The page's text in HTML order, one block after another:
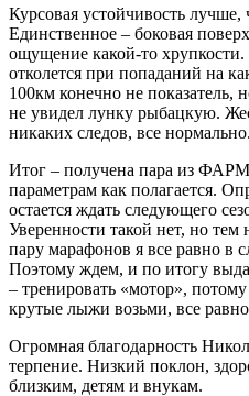
Курсовая устойчивость
Единственное – боковая
ощущение какой-то хрупкости.
отколется при попаданий на
100км конечно не показатель,
не увидел лунку рыбацкую.
никаких следов, все нормально.
Итог – получена пара из
параметрам как полагается.
остается ждать следующего
Уверенности такой нет, но тем
пару марафонов я все равно в
Поэтому ждем, и по итогу
– тренировать «мотор»,
крутые лыжи возьми, все равно
Огромная благодарность
терпение. Низкий поклон,
близким, детям и внукам.